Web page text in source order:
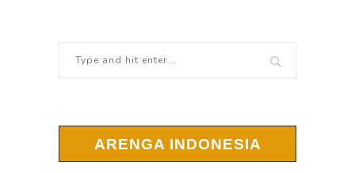
ARENGA INDONESIA